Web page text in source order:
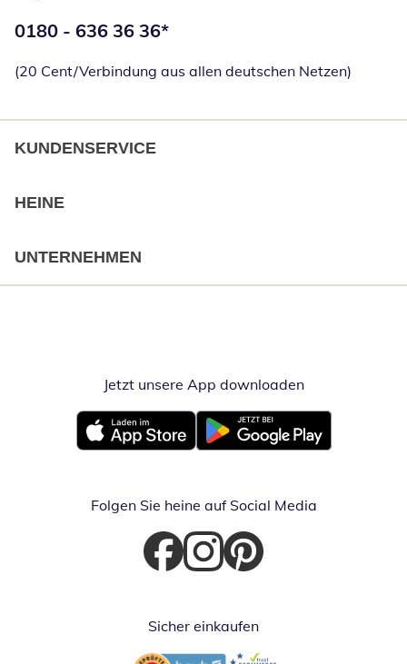
Telefonnummer:
0180 - 636 36 36*
(20 Cent/Verbindung aus allen deutschen Netzen)
KUNDENSERVICE
HEINE
UNTERNEHMEN
Jetzt unsere App downloadenÖffnet in
Öffnet in neuem FensterÖffnet in neuem Fenster
Folgen Sie heine auf Social Media
Öffnet in neuem Fenster
Öffnet in neuem Fenster
Öffnet in neuem Fenster
Sicher einkaufen